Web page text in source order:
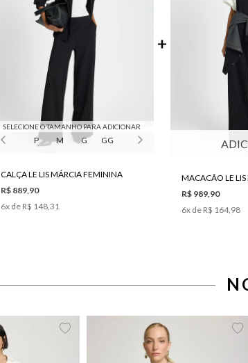
SELECIONE O TAMANHO PARA ADICIONAR
P M G GG
CALÇA LE LIS MÁRCIA FEMININA
R$ 889,90
6x de R$ 148,31
MACACÃO LE
R$ 989,90
6x de R$ 164,98